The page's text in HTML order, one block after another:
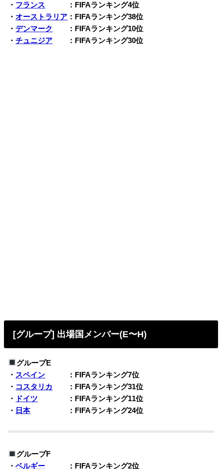
・ フランス ：FIFAランキング4位
・オーストラリア ：FIFAランキング38位
・デンマーク
：FIFAランキング10位
・チュニジア ：FIFAランキング30位
[グループ] 出場国メンバー(E〜H)
グループE
・ スペイン ：FIFAランキング7位
・ コスタリカ ：FIFAランキング31位
・
ドイツ ：FIFAランキング11位
・ 日本：FIFAランキング24位
グループF
・ベルギー ：FIFAランキング2位